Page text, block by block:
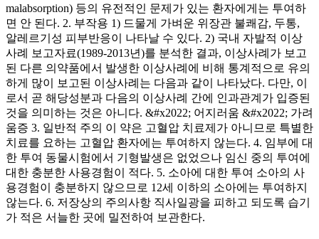
malabsorption) 등의 유전적인 문제가 있는 환자에게는 투여하
면 안 된다. 2. 부작용 1) 드물게 가벼운 위장관 불쾌감, 두통,
알레르기성 피부반응이 나타날 수 있다. 2) 국내 자발적 이상
사례 보고자료(1989-2013년)를 분석한 결과, 이상사례가 보고
된 다른 의약품에서 발생한 이상사례에 비해 통계적으로 유의
하게 많이 보고된 이상사례는 다음과 같이 나타났다. 다만, 이
로서 곧 해당성분과 다음의 이상사례 간에 인과관계가 입증된
것을 의미하는 것은 아니다. &#x2022; 어지러움 &#x2022; 가려
움증 3. 일반적 주의 이 약은 고혈압 치료제가 아니므로 특별한
치료를 요하는 고혈압 환자에는 투여하지 않는다. 4. 임부에 대
한 투여 동물시험에서 기형발생은 없었으나 임신 중의 투여에
대한 충분한 사용경험이 적다. 5. 소아에 대한 투여 소아의 사
용경험이 충분하지 않으므로 12세 이하의 소아에는 투여하지
않는다. 6. 저장상의 주의사항 직사일광을 피하고 되도록 습기
가 적은 서늘한 곳에 밀전하여 보관한다.